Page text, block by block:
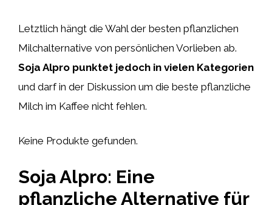
Letztlich hängt die Wahl der besten pflanzlichen
Milchalternative von persönlichen Vorlieben ab.
Soja Alpro punktet jedoch in vielen Kategorien
und darf in der Diskussion um die beste pflanzliche
Milch im Kaffee nicht fehlen.
Keine Produkte gefunden.
Soja Alpro: Eine
pflanzliche Alternative für